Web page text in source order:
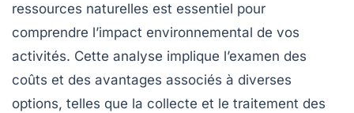
ressources naturelles est essentiel pour
comprendre l’impact environnemental de vos
activités. Cette analyse implique l’examen des
coûts et des avantages associés à diverses
options, telles que la collecte et le traitement des